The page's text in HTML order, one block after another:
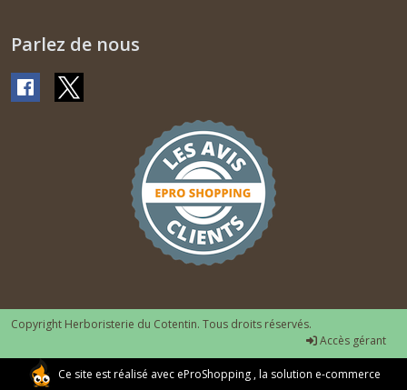
Parlez de nous
Copyright Herboristerie du Cotentin. Tous droits réservés.
Accès gérant
Ce site est réalisé avec eProShopping, la solution e-commerce